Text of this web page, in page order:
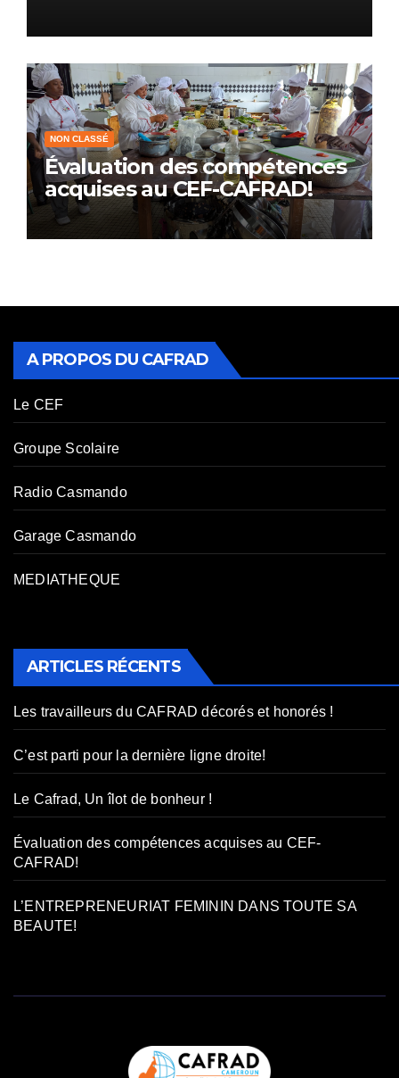
NON CLASSÉ
Évaluation des compétences
acquises au CEF-CAFRAD!
A PROPOS DU CAFRAD
Le CEF
Groupe Scolaire
Radio Casmando
Garage Casmando
MEDIATHEQUE
ARTICLES RÉCENTS
Les travailleurs du CAFRAD décorés et honorés !
C’est parti pour la dernière ligne droite!
Le Cafrad, Un îlot de bonheur !
Évaluation des compétences acquises au CEF-
CAFRAD!
L’ENTREPRENEURIAT FEMININ DANS TOUTE SA
BEAUTE!